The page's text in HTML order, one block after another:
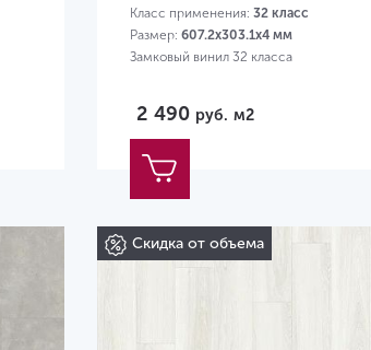
Класс применения: 32 класс
Размер: 607.2х303.1х4 мм
Замковый винил 32 класса
2 490 руб. м2
Скидка от объема